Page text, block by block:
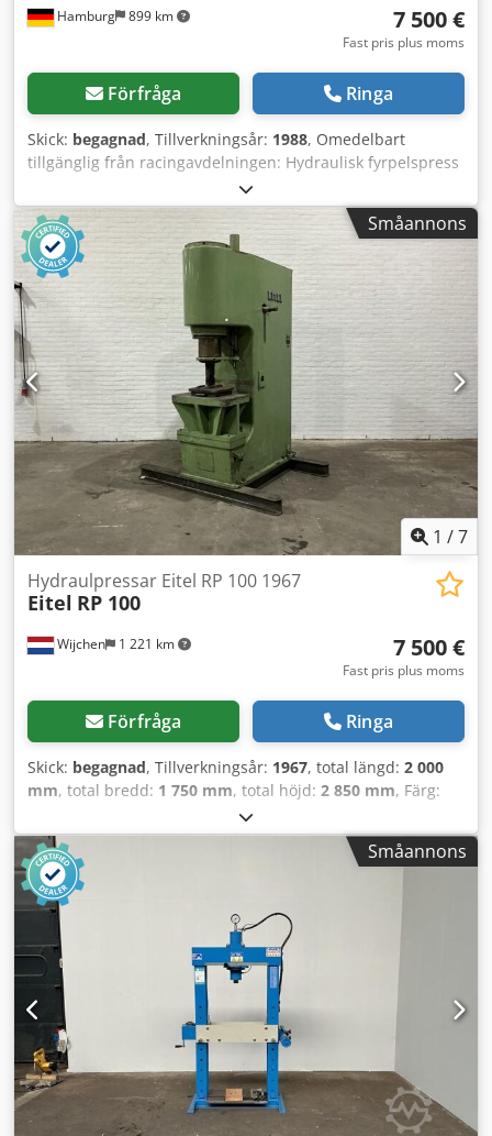
Hamburg 899 km 7 500 €
Fast pris plus moms
Förfråga Ringa
Skick: begagnad, Tillverkningsår: 1988, Omedelbart
tillgänglig från racingavdelningen: Hydraulisk fyrpelspress
från Hymag Typ HS 4 – 160 k Tillverkningsår 1988 Ombyggd
enligt senaste säkerhetsföreskrifter (UVV) år 2020
Tryckkraft 160 ton Bordsstorlek 1500 x 850 mm Crsdpfx
Ajzrbtgefljf Slaglängd 500 mm Motoreffekt 11 kW Vikt 7 ton
Småannons
1 /7
Wijchen 1 221 km
Hydraulpressar Eitel RP 100 1967
Eitel RP 100
7 500 €
Fast pris plus moms
Förfråga Ringa
Skick: begagnad, Tillverkningsår: 1967, total längd: 2 000
mm, total bredd: 1 750 mm, total höjd: 2 850 mm, Färg:
Grå Crodozry Icjpfx Aflsf Egenvikt: 6 000 kg -
Tillverkningsår: 1967 - Dokumentation tillgänglig: Nej - CE-
certifikat finns: Nej - Serienummer: 1166 - Styrning:
Konventionell - Pressmodell: C-ramspress - Presskraft
[ton]: 100 - Max. slag [mm]: 250 - Bordlängd [mm]: 740 -
Bordbredd [mm]: 500 - Presslängd [mm]: 250 - Utsprång
[mm]: 350 - Transportmått: 2000 mm x 1750 mm x 2850
mm (l x b x h) - Transportvikt [kg]: 6000 kg - Transportpaket
[st]: 1 Finansiell information Mervärdesskatt: Det angivna
priset är exklusive moms Moms/marginalbeskattning:
Moms avdragsgill för företagare Leverans och inbyte
möjliga när som helst för allt inom industrisektorn Lukas
van Rossum
Småannons